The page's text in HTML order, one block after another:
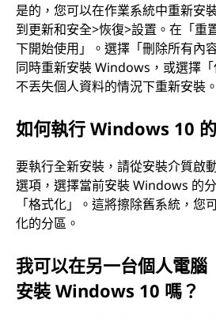
是的，您可以在作業系統中重新安
到更新和安全>恢復>設置。在「重
下開始使用」。選擇「刪除所有內
同時重新安裝 Windows，或選擇
不丟失個人資料的情況下重新安裝。
如何執行 Windows 10
要執行全新安裝，請從安裝介質啟
選項，選擇當前安裝 Windows 的
「格式化」。這將擦除舊系統，您
化的分區。
我可以在另一台個人電腦
安裝 Windows 10 嗎？